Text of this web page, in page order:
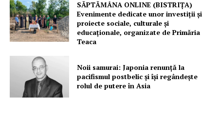
SĂPTĂMÂNA ONLINE (BISTRIȚA)
Evenimente dedicate unor investiții și
proiecte sociale, culturale și
educaționale, organizate de Primăria
Teaca
Noii samurai: Japonia renunță la
pacifismul postbelic și își regândește
rolul de putere în Asia